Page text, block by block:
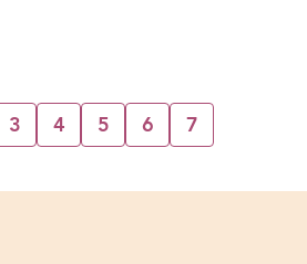
3 4 5 6 7